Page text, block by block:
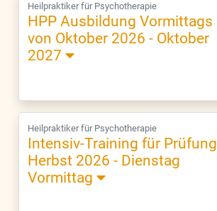
Heilpraktiker für Psychotherapie
HPP Ausbildung Vormittags
von Oktober 2026 - Oktober
2027
Heilpraktiker für Psychotherapie
Intensiv-Training für Prüfung
Herbst 2026 - Dienstag
Vormittag